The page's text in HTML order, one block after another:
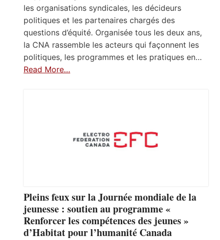
les organisations syndicales, les décideurs
politiques et les partenaires chargés des
questions d’équité. Organisée tous les deux ans,
la CNA rassemble les acteurs qui façonnent les
politiques, les programmes et les pratiques en…
Read More…
Pleins feux sur la Journée mondiale de la
jeunesse : soutien au programme «
Renforcer les compétences des jeunes »
d’Habitat pour l’humanité Canada